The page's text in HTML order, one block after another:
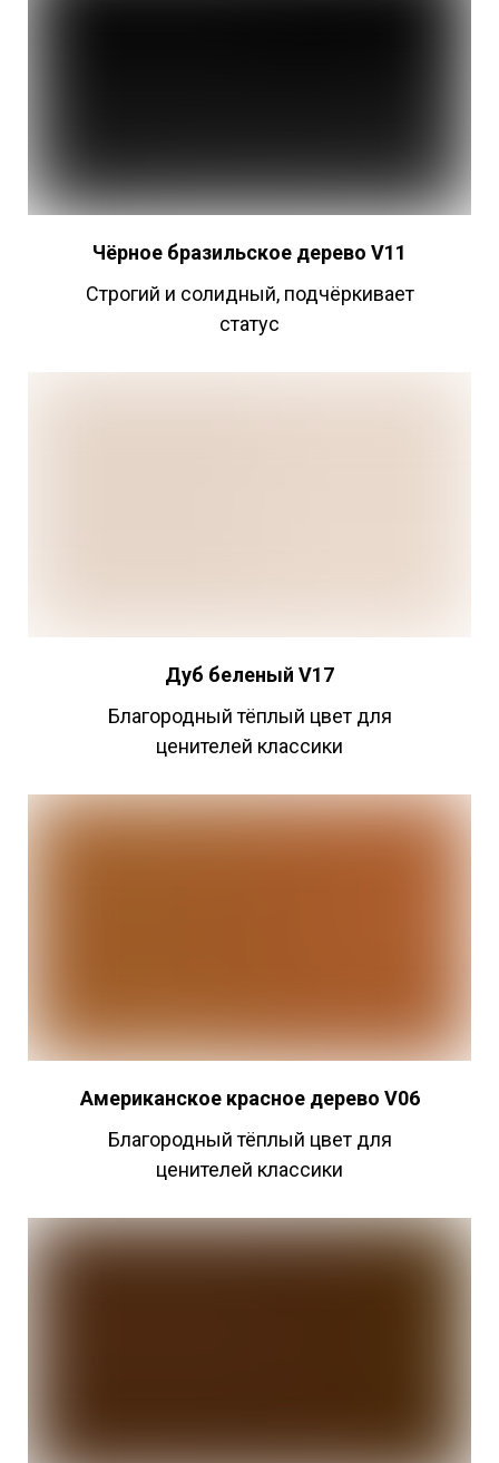
Чёрное бразильское дерево V11
Строгий и солидный, подчёркивает
статус
Дуб беленый V17
Благородный тёплый цвет для
ценителей классики
Американское красное дерево V06
Благородный тёплый цвет для
ценителей классики